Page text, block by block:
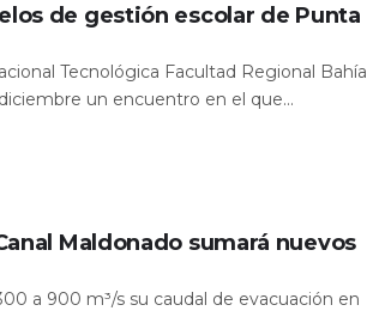
de gestión escolar de Punta
Tecnológica Facultad Regional Bahía
un encuentro en el que...
Maldonado sumará nuevos
a 900 m³/s su caudal de evacuación en